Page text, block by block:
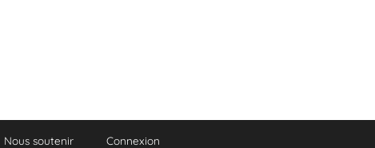
Nous soutenir Connexion